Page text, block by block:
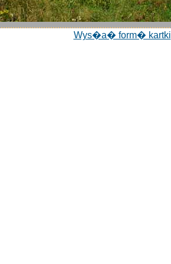
Wys�a� form� kartki